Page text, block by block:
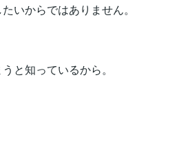
いからではありません。
と知っているから。